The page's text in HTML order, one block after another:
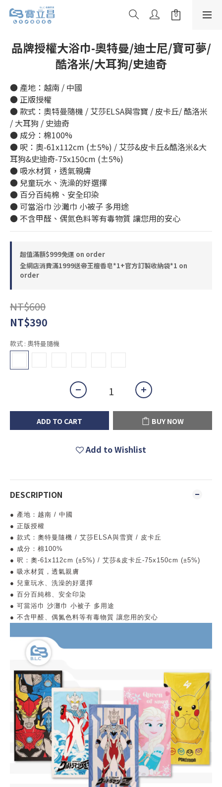
品牌授權大浴巾-奧特曼/迪士尼/寶可夢/
酷洛米/大耳狗/史迪奇
● 產地：越南 / 中國
● 正版授權
● 款式：奧特曼隨機 / 艾莎ELSA與雪寶 / 皮卡丘/ 酷洛米
/ 大耳狗 / 史迪奇
● 成分：棉100%
● 呎：奧-61x112cm (±5%) / 艾莎&皮卡丘&酷洛米&大
耳狗&史迪奇-75x150cm (±5%)
● 吸水材質，透氣親膚
● 兒童玩水、洗澡的好選擇
● 百分百純棉、安全印染
● 可當浴巾 沙灘巾 小被子 多用途
● 不含甲醛、偶氮色料等有毒物質 讓您用的安心
超值滿額$999免運 on order
全網店消費滿1999送帝王檀香皂*1+官方訂製收納袋*1 on
order
NT$600
NT$390
款式 : 奧特曼隨機
ADD TO CART BUY NOW
Add to Wishlist
DESCRIPTION
● 產地：越南 / 中國
● 正版授權
● 款式：奧特曼隨機 / 艾莎ELSA與雪寶 / 皮卡丘
● 成分：棉100%
● 呎：奧-61x112cm (±5%) / 艾莎&皮卡丘-75x150cm (±5%)
● 吸水材質，透氣親膚
● 兒童玩水、洗澡的好選擇
● 百分百純棉、安全印染
● 可當浴巾 沙灘巾 小被子 多用途
● 不含甲醛、偶氮色料等有毒物質 讓您用的安心